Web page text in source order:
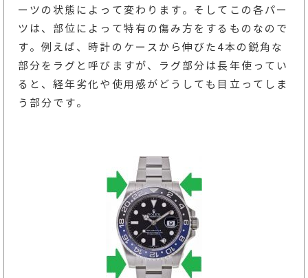
ーツの状態によって変わります。そしてこの各パー
ツは、部位によって特有の傷み方をするものなので
す。例えば、時計のケースから伸びた4本の鋭角な
部分をラグと呼びますが、ラグ部分は長年使ってい
ると、経年劣化や使用感がどうしても目立ってしま
う部分です。